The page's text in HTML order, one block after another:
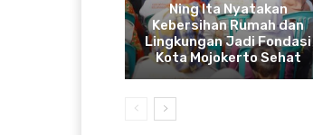
Ning Ita Nyatakan
Kebersihan Rumah dan
Lingkungan Jadi Fondasi
Kota Mojokerto Sehat